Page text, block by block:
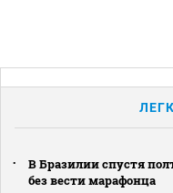
В Бразилии спустя
без вести марафонца